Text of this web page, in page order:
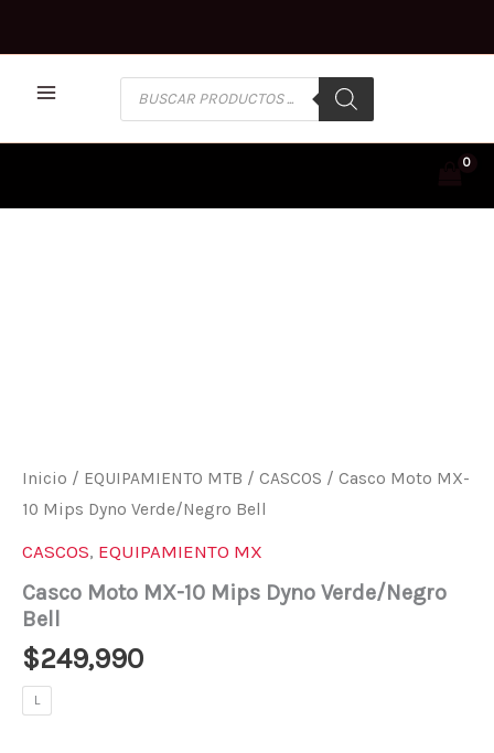
Inicio / EQUIPAMIENTO MTB / CASCOS / Casco Moto MX-
10 Mips Dyno Verde/Negro Bell
CASCOS, EQUIPAMIENTO MX
Casco Moto MX-10 Mips Dyno Verde/Negro
Bell
$249,990
L